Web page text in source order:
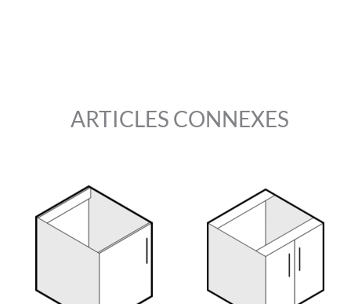
ARTICLES CONNEXES